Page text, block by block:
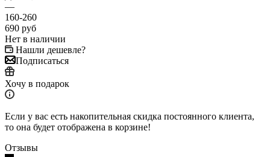
—
160-260
690 руб
Нет в наличии
Нашли дешевле?
Подписаться
Хочу в подарок
Если у вас есть накопительная скидка постоянного клиента,
то она будет отображена в корзине!
Отзывы